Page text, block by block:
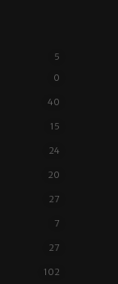
5
0
40
15
24
20
27
7
27
102